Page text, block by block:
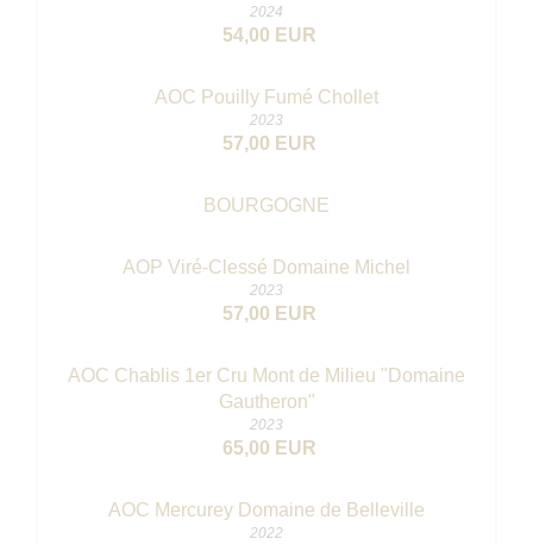
2024
54,00 EUR
AOC Pouilly Fumé Chollet
2023
57,00 EUR
BOURGOGNE
AOP Viré-Clessé Domaine Michel
2023
57,00 EUR
AOC Chablis 1er Cru Mont de Milieu "Domaine
Gautheron"
2023
65,00 EUR
AOC Mercurey Domaine de Belleville
2022